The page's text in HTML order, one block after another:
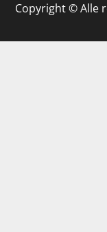
Copyright © Alle